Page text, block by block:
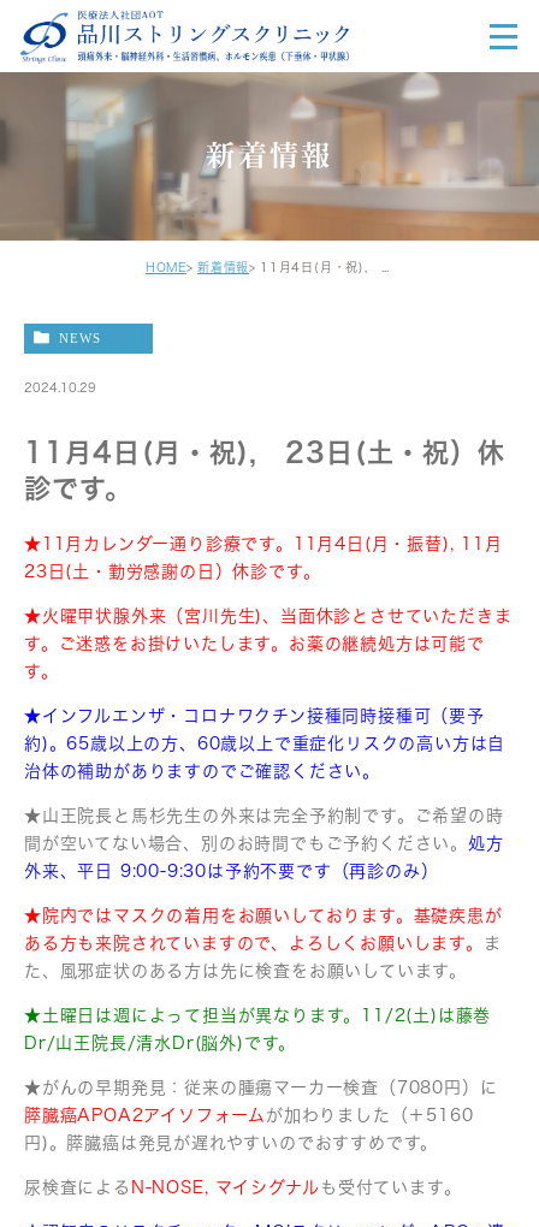
新着情報
HOME 新着情報
NEWS
2024.10.29
11月4日(月・祝), 23日(土・祝）休
診です。
★11月カレンダー通り診療です。11月4日(月・振替), 11月
23日(土・勤労感謝の日）休診です。
★火曜甲状腺外来（宮川先生)、当面休診とさせていただきま
す。
ご迷惑をお掛けいたします。お薬の継続処方は可能で
す。
★インフルエンザ・コロナワクチン接種同時接種可（要予
約)。65歳以上の方、60歳以上で重症化リスクの高い方は自
治体の補助がありますのでご確認ください。
★山王院長と馬杉先生の外来は完全予約制です。ご希望の時
間が空いてない場合、別のお時間でもご予約ください。処方
外来、平日 9:00-9:30は予約不要です（再診のみ）
★院内ではマスクの着用をお願いしております。基礎疾患が
ある方も来院されていますので、よろしくお願いします。
ま
た、風邪症状のある方は先に検査をお願いしています。
★土曜日は週によって担当が異なります。11/2(土)は藤巻
Dr/山王院長/清水Dr(脳外)です。
★がんの早期発見：従来の腫瘍マーカー検査（7080円）に
膵臓癌APOA2アイソフォーム が加わりました（＋5160
円)。膵臓癌は発見が遅れやすいのでおすすめです。
尿検査による N-NOSE, マイシグナル も受付ています。